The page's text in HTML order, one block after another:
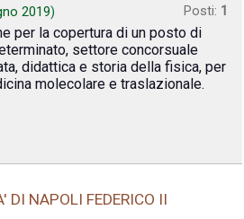
2019) Posti: 1
per la copertura di un posto di
settore concorsuale
didattica e storia della fisica, per
molecolare e traslazionale.
DI NAPOLI FEDERICO II